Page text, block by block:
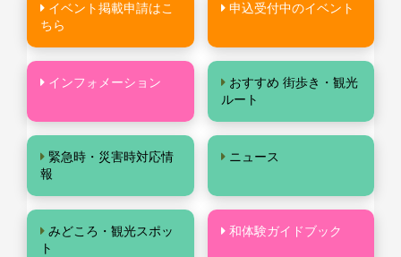
イベント掲載申請はこ
ちら
申込受付中のイベント
インフォメーション
おすすめ 街歩き・観光
ルート
緊急時・災害時対応情
報
ニュース
みどころ・観光スポッ
ト
和体験ガイドブック